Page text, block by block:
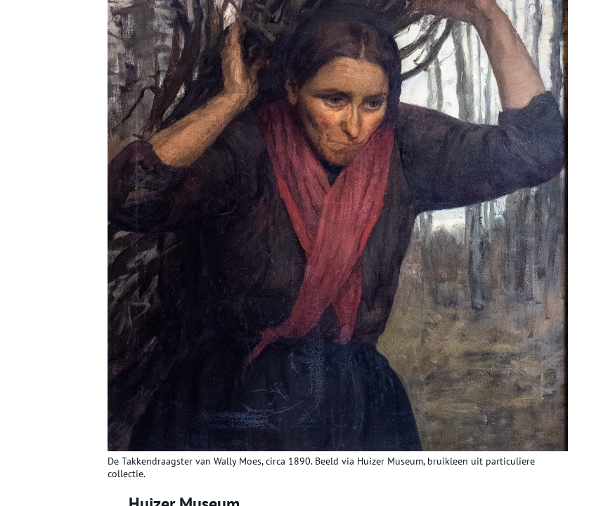
De Takkendraagster van Wally Moes, circa 1890. Beeld via Huizer Museum, bruikleen uit particuliere
collectie.